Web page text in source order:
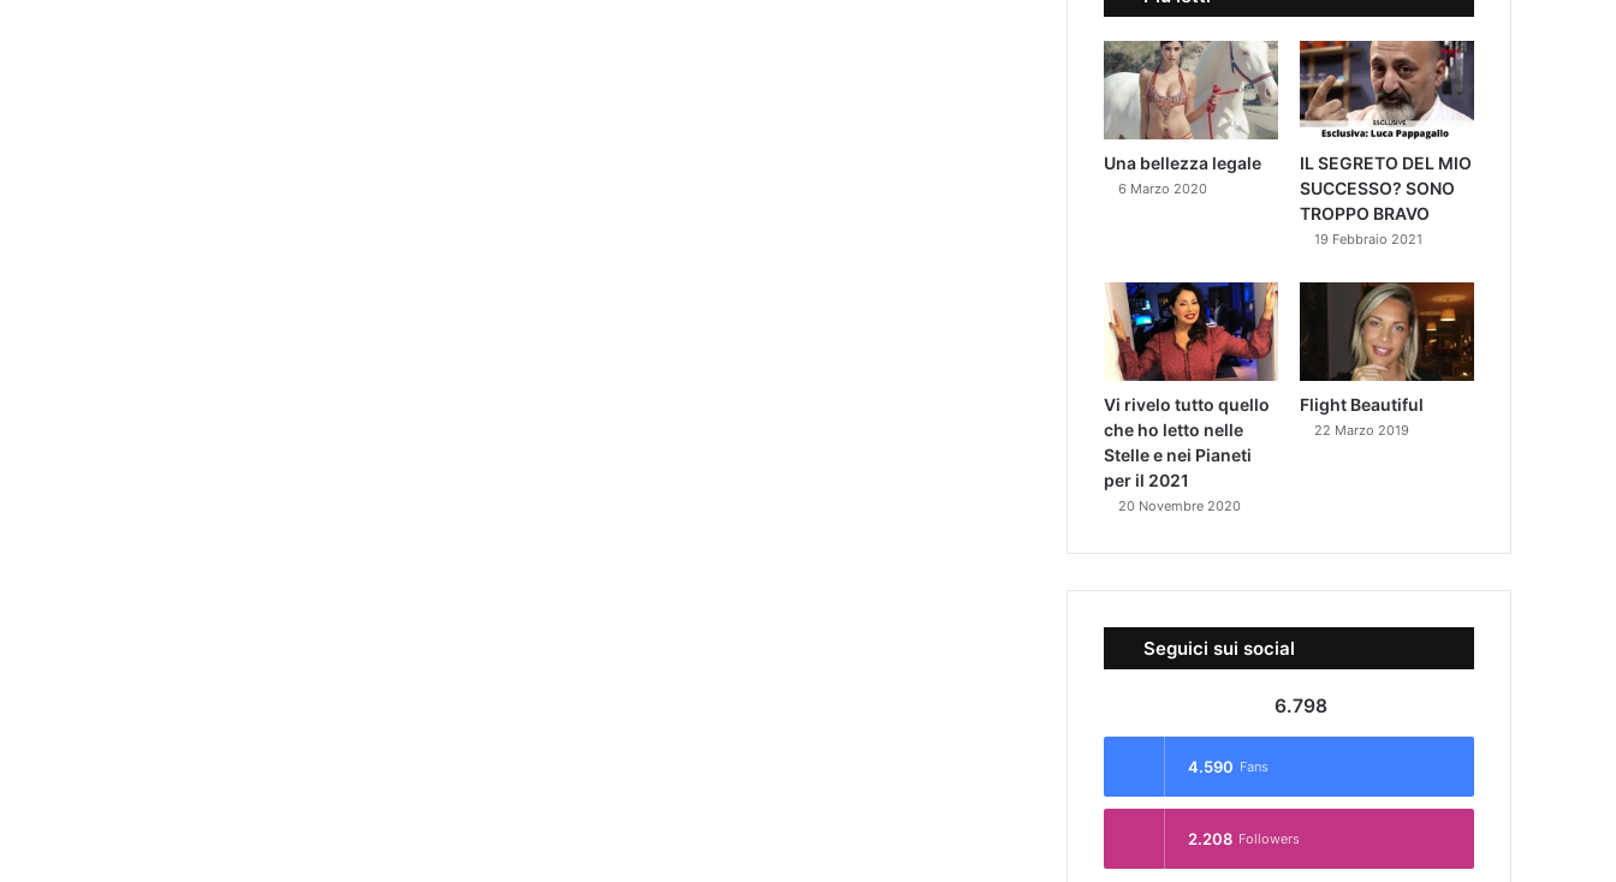
Una bellezza legale
6 Marzo 2020
IL SEGRETO DEL MIO
SUCCESSO? SONO
TROPPO BRAVO
19 Febbraio 2021
Vi rivelo tutto quello
che ho letto nelle
Stelle e nei Pianeti
per il 2021
20 Novembre 2020
Flight Beautiful
22 Marzo 2019
Seguici sui social
6.798
4.590 Fans
2.208 Followers